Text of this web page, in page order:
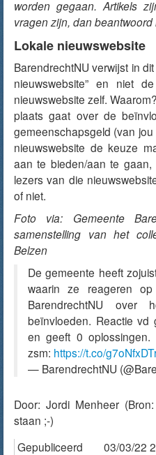
worden gegaan. Artikels
vragen zijn, dan
Lokale nieuwswebsite
BarendrechtNU verwijst in
nieuwswebsite” en niet
nieuwswebsite zelf.
plaats gaat over de
gemeenschapsgeld (van
nieuwswebsite de keuze
aan te bieden/aan te
lezers van die
of niet.
Foto via: Gemeente
samenstelling van het
Belzen
De gemeente heeft
waarin ze reageren
BarendrechtNU
beïnvloeden. Reactie vd
en geeft 0
zsm: https://t.co/
— BarendrechtNU
Door: Jordi Menheer
staan ;-)
Gepubliceerd
03/03/22